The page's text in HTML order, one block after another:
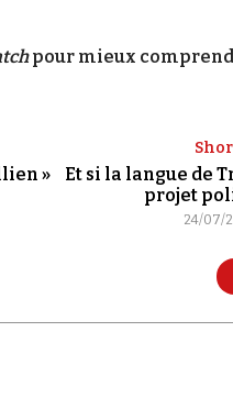
pour mieux
»
Et si la langue de
projet
24/07/